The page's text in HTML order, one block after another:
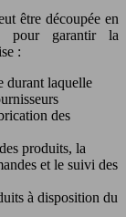
être découpée en
pour garantir la
:
durant laquelle
des
produits, la
et le suivi des
à disposition du